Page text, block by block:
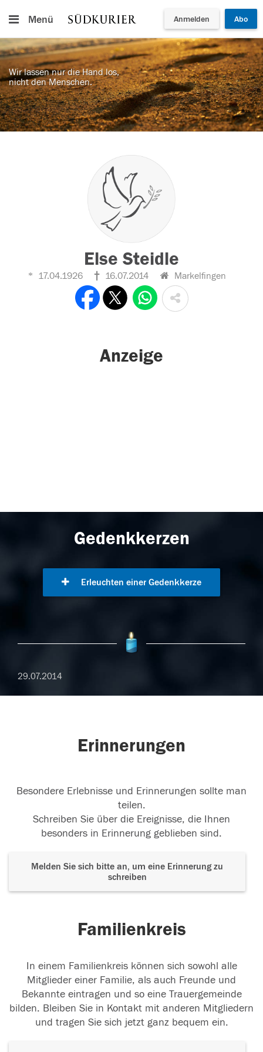
Menü Anmelden Abo
Wir lassen nur die Hand los,
nicht den Menschen.
Else Steidle
17.04.1926 16.07.2014 Markelfingen
Anzeige
Gedenkkerzen
Erleuchten einer Gedenkkerze
29.07.2014
Erinnerungen
Besondere Erlebnisse und Erinnerungen sollte man
teilen.
Schreiben Sie über die Ereignisse, die Ihnen
besonders in Erinnerung geblieben sind.
Melden Sie sich bitte an, um eine Erinnerung zu
schreiben
Familienkreis
In einem Familienkreis können sich sowohl alle
Mitglieder einer Familie, als auch Freunde und
Bekannte eintragen und so eine Trauergemeinde
bilden. Bleiben Sie in Kontakt mit anderen Mitgliedern
und tragen Sie sich jetzt ganz bequem ein.